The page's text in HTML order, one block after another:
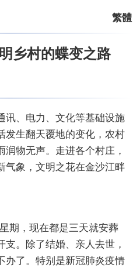
繁體
乡村的蝶变之路
讯、电力、文化等基础设施
发生翻天覆地的变化，农村
物无声。走进各个村庄，
气象，文明之花在金沙江畔
期，现在都是三天就安葬
。除了结婚、亲人去世，
办了。特别是新冠肺炎疫情